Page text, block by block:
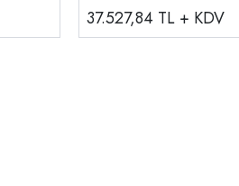
37.527,84 TL + KDV